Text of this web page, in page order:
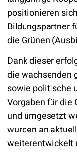
positionieren
Bildungspartner
die Grünen
Dank dieser
die wachsenden
sowie politische
Vorgaben für die
und umgesetzt
wurden an
weiterentwickelt